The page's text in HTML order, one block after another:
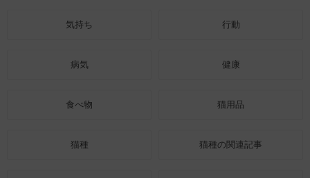
気持ち 行動
病気 健康
食べ物 猫用品
猫種 猫種の関連記事